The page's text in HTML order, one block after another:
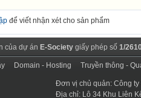
để viết nhận xét cho sản phẩm
của dự án E-Society giấy phép số 1/
Domain - Hosting Truyền thông -
Đơn vị chủ quản: Công
Địa chỉ: Lô 34 Khu Liên